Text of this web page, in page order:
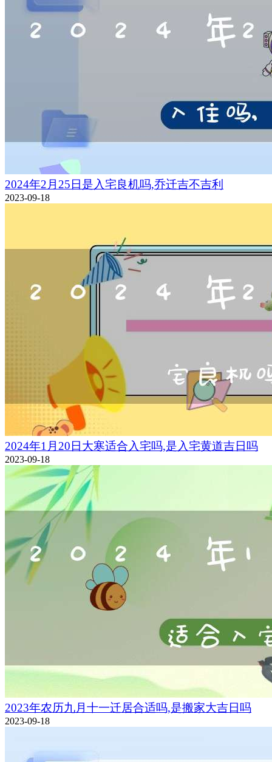
2024年2月25日是入宅良机吗,乔迁吉不吉利
2023-09-18
2024年1月20日大寒适合入宅吗,是入宅黄道吉日吗
2023-09-18
2023年农历九月十一迁居合适吗,是搬家大吉日吗
2023-09-18